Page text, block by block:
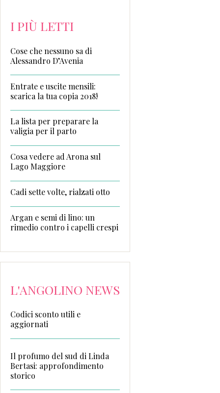
I PIÙ LETTI
Cose che nessuno sa di
Alessandro D’Avenia
Entrate e uscite mensili:
scarica la tua copia 2018!
La lista per preparare la
valigia per il parto
Cosa vedere ad Arona sul
Lago Maggiore
Cadi sette volte, rialzati otto
Argan e semi di lino: un
rimedio contro i capelli crespi
L'ANGOLINO NEWS
Codici sconto utili e
aggiornati
Il profumo del sud di Linda
Bertasi: approfondimento
storico